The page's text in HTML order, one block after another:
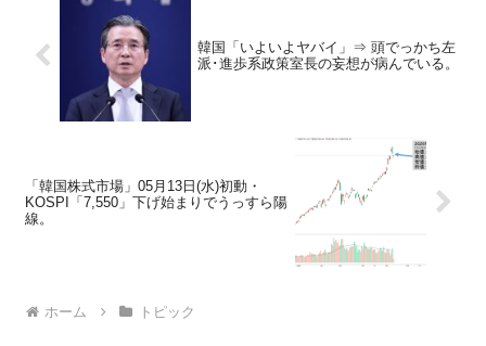
韓国「いよいよヤバイ」⇒ 頭でっかち左
派･進歩系政策室長の妄想が病んでいる。
「韓国株式市場」05月13日(水)初動・
KOSPI「7,550」下げ始まりでうっすら陽
線。
ホーム トピック